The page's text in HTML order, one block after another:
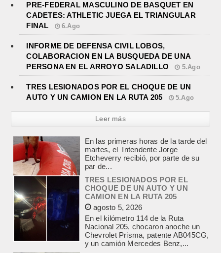
PRE-FEDERAL MASCULINO DE BASQUET EN
CADETES: ATHLETIC JUEGA EL TRIANGULAR
FINAL
6.Ago
INFORME DE DEFENSA CIVIL LOBOS,
COLABORACION EN LA BUSQUEDA DE UNA
PERSONA EN EL ARROYO SALADILLO
5.Ago
TRES LESIONADOS POR EL CHOQUE DE UN
AUTO Y UN CAMION EN LA RUTA 205
5.Ago
Leer más
TRES LESIONADOS POR EL
CHOQUE DE UN AUTO Y UN
CAMION EN LA RUTA 205
agosto 5, 2026
En el kilómetro 114 de la Ruta
Nacional 205, chocaron anoche un
Chevrolet Prisma, patente AB045CG,
y un camión Mercedes Benz,...
JEREMIAS COCCI ASUMIO LA
PRESIDENCIA DEL ROTARY
agosto 4, 2026
En el salón de la avenida Yrigoyen